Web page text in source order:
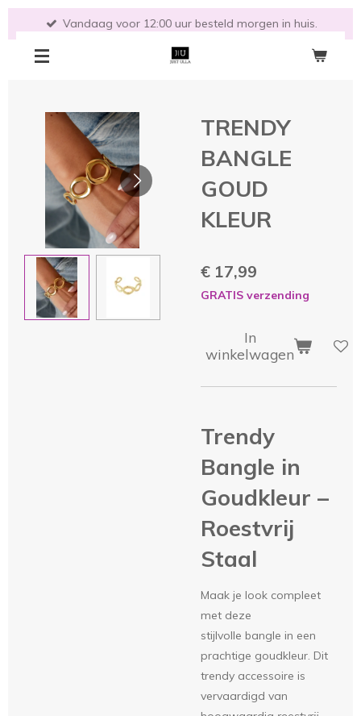
direct
Vandaag voor 12:00 uur besteld morgen in huis.
TRENDY
BANGLE
GOUD
KLEUR
€ 17,99
GRATIS verzending
In
winkelwagen
Trendy
Bangle in
Goudkleur –
Roestvrij
Staal
Maak je look compleet
met deze
stijlvolle bangle in een
prachtige goudkleur. Dit
trendy accessoire is
vervaardigd van